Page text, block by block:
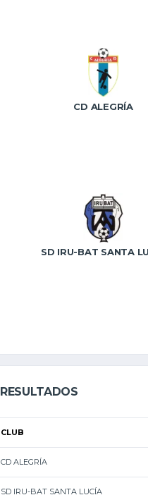
CD ALEGRÍA
SD IRU-BAT SANTA
RESULTADOS
CLUB
CD ALEGRÍA
SD IRU-BAT SANTA LUCÍA